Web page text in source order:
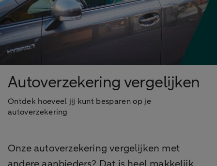
Autoverzekering vergelijken
Ontdek hoeveel jij kunt besparen op je
autoverzekering
Onze autoverzekering vergelijken met